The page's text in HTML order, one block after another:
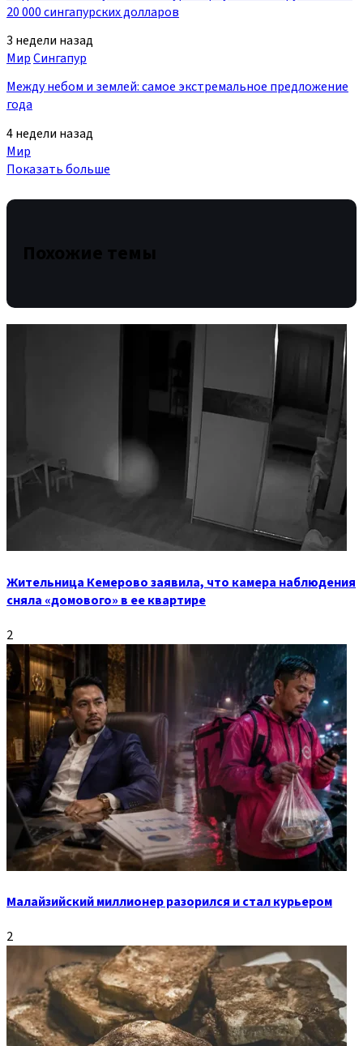
20 000 сингапурских долларов
3 недели назад
МирСингапур
Между небом и землей: самое экстремальное предложение
года
4 недели назад
Мир
Показать больше
Похожие темы
Жительница Кемерово заявила, что камера наблюдения
сняла «домового» в ее квартире
2
Малайзийский миллионер разорился и стал курьером
2